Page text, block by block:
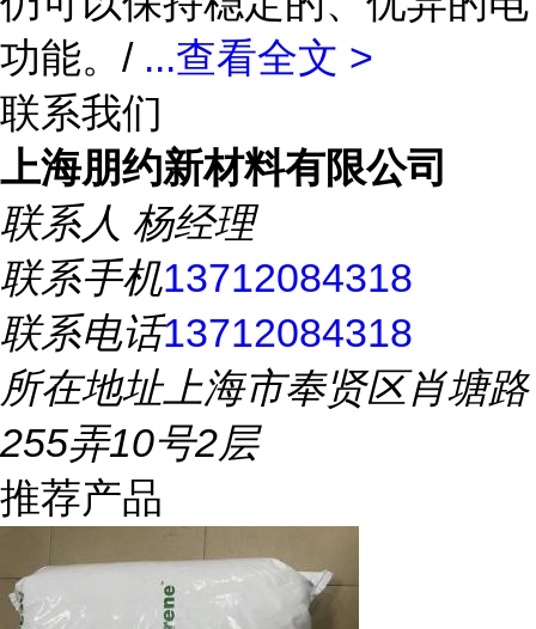
功能。/ ...查看全文 >
联系我们
上海朋约新材料有限公司
联系人 杨经理
联系手机13712084318
联系电话13712084318
所在地址上海市奉贤区肖塘路
255弄10号2层
推荐产品